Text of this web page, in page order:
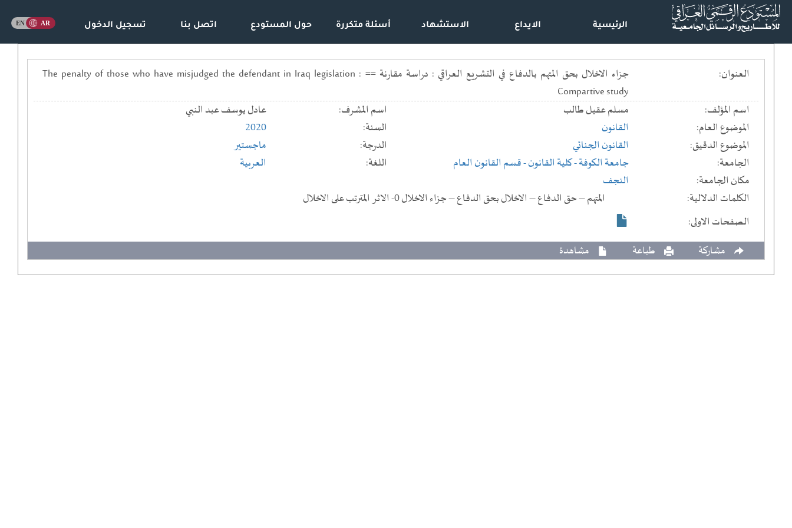
الرئيسية الايداع الاستشهاد أسئلة متكررة حول المستودع اتصل بنا تسجيل الدخول
العنوان:
جزاء الاخلال بحق المتهم بالدفاع في التشريع العراقي : دراسة مقارنة == The penalty of those who have misjudged the defendant in Iraq legislation :
Compartive study
اسم المؤلف:
مسلم عقيل طالب اسم المشرف:
عادل يوسف عبد النبي
الموضوع العام:
القانون السنة:
2020
الموضوع الدقيق:
القانون الجنائي الدرجة:
ماجستير
الجامعة:
جامعة الكوفة- كلية القانون- قسم القانون العام اللغة:
العربية
مكان الجامعة:
النجف
الكلمات الدلالية:
المتهم – حق الدفاع – الاخلال بحق الدفاع – جزاء الاخلال 0- الاثر المترتب على الاخلال
الصفحات الاولى:
مشاركة
طباعة مشاهدة